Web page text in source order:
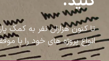
تا کنون هزاران نفر به کمک
انواع پروژه های خود را با